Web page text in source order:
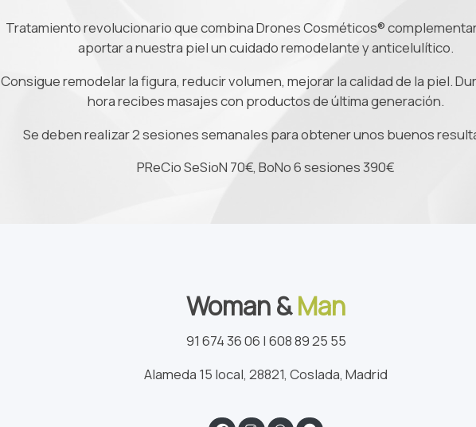
Tratamiento revolucionario que combina Drones Cosméticos®
aportar a nuestra piel un cuidado remodelante y anticelulítico.
Consigue remodelar la figura, reducir volumen, mejorar la calidad de la piel.
hora recibes masajes con productos de última generación.
Se deben realizar 2 sesiones semanales para obtener unos buenos
PReCio SeSioN 70€, BoNo 6 sesiones 390€
Woman &Man
91 674 36 06 | 608 89 25 55
Alameda 15 local, 28821, Coslada, Madrid